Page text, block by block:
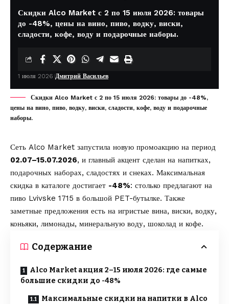
Скидки Alco Market с 2 по 15 июля 2026: товары
до -48%, цены на вино, пиво, водку, виски,
сладости, кофе, воду и подарочные наборы.
1 июля 2026 Дмитрий Васильев
Скидки Alco Market с 2 по 15 июля 2026: товары до -48%,
цены на вино, пиво, водку, виски, сладости, кофе, воду и подарочные
наборы.
Сеть Alco Market запустила новую промоакцию на период
02.07–15.07.2026, и главный акцент сделан на напитках,
подарочных наборах, сладостях и снеках. Максимальная
скидка в каталоге достигает -48%: столько предлагают на
пиво Lvivske 1715 в большой PET-бутылке. Также
заметные предложения есть на игристые вина, виски, водку,
коньяки, лимонады, минеральную воду, шоколад и кофе.
Содержание
Alco Market акция 2–15 июля 2026: где самые
большие скидки до -48%
Максимальные скидки на напитки в Alco